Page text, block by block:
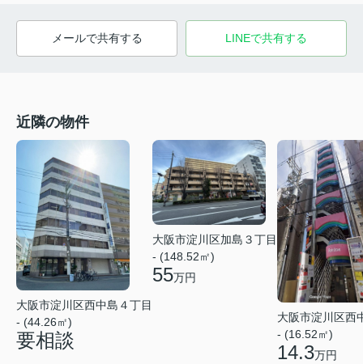
メールで共有する LINEで共有する
近隣の物件
大阪市淀川区西中島４丁目
- (44.26㎡)
要相談
大阪市淀川区加島３丁目
- (148.52㎡)
55万円
大阪市淀川区西
- (16.52㎡)
14.3万円